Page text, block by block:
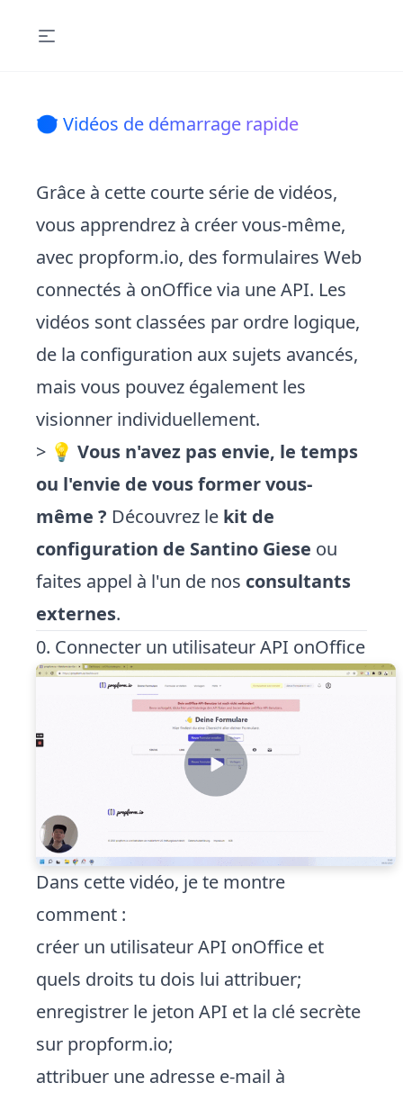
🤓 Vidéos de démarrage rapide
Grâce à cette courte série de vidéos,
vous apprendrez à créer vous-même,
avec propform.io, des formulaires Web
connectés à onOffice via une API. Les
vidéos sont classées par ordre logique,
de la configuration aux sujets avancés,
mais vous pouvez également les
visionner individuellement.
> 💡 Vous n'avez pas envie, le temps
ou l'envie de vous former vous-
même ? Découvrez le kit de
configuration de Santino Giese ou
faites appel à l'un de nos consultants
externes.
0. Connecter un utilisateur API onOffice
Dans cette vidéo, je te montre
comment :
créer un utilisateur API onOffice et
quels droits tu dois lui attribuer;
enregistrer le jeton API et la clé secrète
sur propform.io;
attribuer une adresse e-mail à